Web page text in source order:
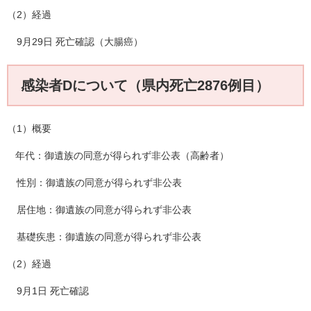
（2）経過
9月29日 死亡確認（大腸癌）
感染者Dについて（県内死亡2876例目）
（1）概要
年代：御遺族の同意が得られず非公表（高齢者）
性別：御遺族の同意が得られず非公表
居住地：御遺族の同意が得られず非公表
基礎疾患：御遺族の同意が得られず非公表
（2）経過
9月1日 死亡確認